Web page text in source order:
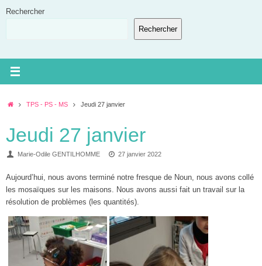
Rechercher
Rechercher
AccueilTPS - PS - MS Jeudi 27 janvier
Jeudi 27 janvier
Marie-Odile GENTILHOMME 27 janvier 2022
Aujourd’hui, nous avons terminé notre fresque de Noun, nous avons collé
les mosaïques sur les maisons. Nous avons aussi fait un travail sur la
résolution de problèmes (les quantités).